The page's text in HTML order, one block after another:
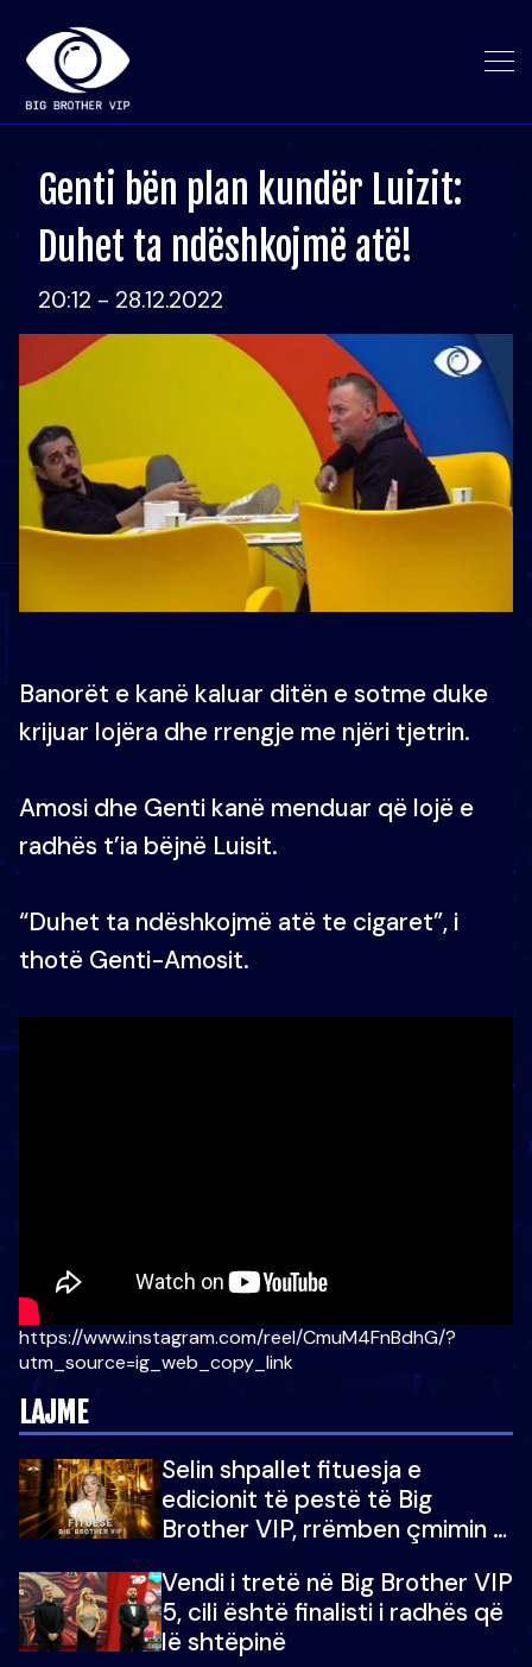
Genti bën plan kundër Luizit:
Duhet ta ndëshkojmë atë!
20:12 - 28.12.2022
Banorët e kanë kaluar ditën e sotme duke
krijuar lojëra dhe rrengje me njëri tjetrin.
Amosi dhe Genti kanë menduar që lojë e
radhës t’ia bëjnë Luisit.
“Duhet ta ndëshkojmë atë te cigaret”, i
thotë Genti-Amosit.
https://www.instagram.com/reel/CmuM4FnBdhG/?
utm_source=ig_web_copy_link
LAJME
Selin shpallet fituesja e
edicionit të pestë të Big
Brother VIP, rrëmben çmimin e
Vendi i tretë në Big Brother VIP
5, cili është finalisti i radhës që
lë shtëpinë